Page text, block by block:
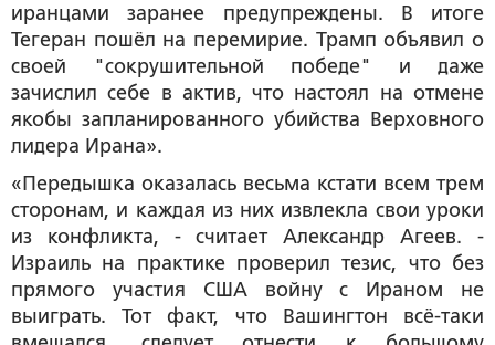
иранцами заранее предупреждены. В итоге
Тегеран пошёл на перемирие. Трамп объявил о
своей "сокрушительной победе" и даже
зачислил себе в актив, что настоял на отмене
якобы запланированного убийства Верховного
лидера Ирана».
«Передышка оказалась весьма кстати всем трем
сторонам, и каждая из них извлекла свои уроки
из конфликта, - считает Александр Агеев. -
Израиль на практике проверил тезис, что без
прямого участия США войну с Ираном не
выиграть. Тот факт, что Вашингтон всё-таки